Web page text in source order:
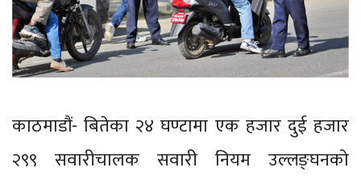
काठमाडौं- बितेका २४ घण्टामा एक हजार दुई हजार
२९९ सवारीचालक सवारी नियम उल्लङ्घनको